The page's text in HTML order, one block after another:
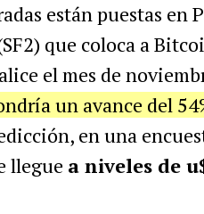
están puestas en
que coloca a
el mes de
un avance del
en una
llegue a niveles de